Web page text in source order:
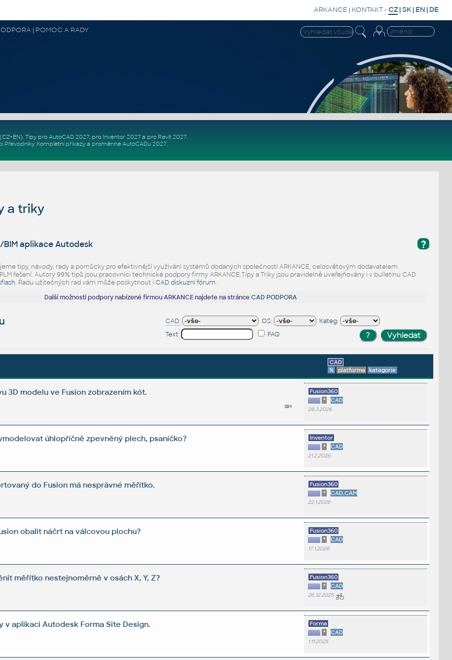
ARKANCE | KONTAKT- CZ |SK | EN | DE
| POMOC A RADY
. Tipy pro AutoCAD 2027, pro Inventor 2027a pro Revit 2027.
Převodníky. Kompletní příkazya proměnné AutoCADu 2027.
a triky
?
aplikace Autodesk
tipy, návody, rady a pomůcky pro efektivnější využívání systémů dodaných společností ARKANCE, celosvětovým dodavatelem
PLM řešení. Autory 99% tipů jsou pracovníci technické podpory firmy ARKANCE.Tipy a Triky jsou pravidelně uveřejňovány i v bulletinu CAD
. Řadu užitečných rad vám může poskytnout i CAD diskuzní fórum.
Další možnosti podpory nabízené firmou ARKANCE najdete na stránceCAD PODPORA
CAD: OS:
Kateg:
Text:
FAQ
CAD
%
platforma kategorie
3D modelu ve Fusion zobrazením kót.
Fusion360
*
CAD
28.3.2026
úhlopříčně zpevněný plech, psaníčko?
Inventor
*
CAD
21.2.2026
do Fusion má nesprávné měřítko.
Fusion360
*
CAD,CAM
22.1.2026
obalit náčrt na válcovou plochu?
Fusion360
*
CAD
17.1.2026
měřítko nestejnoměrně v osách X, Y, Z?
Fusion360
*
CAD
26.12.2025
v aplikaci Autodesk Forma Site Design.
Forma
*
CAD
1.11.2025